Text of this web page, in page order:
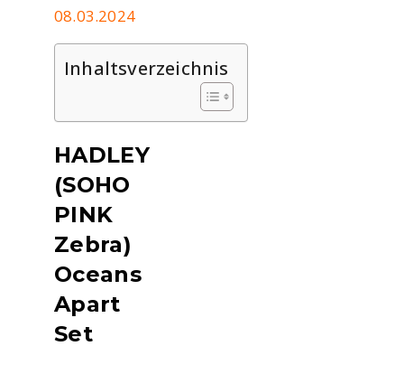
08.03.2024
Inhaltsverzeichnis
HADLEY
(SOHO
PINK
Zebra)
Oceans
Apart
Set